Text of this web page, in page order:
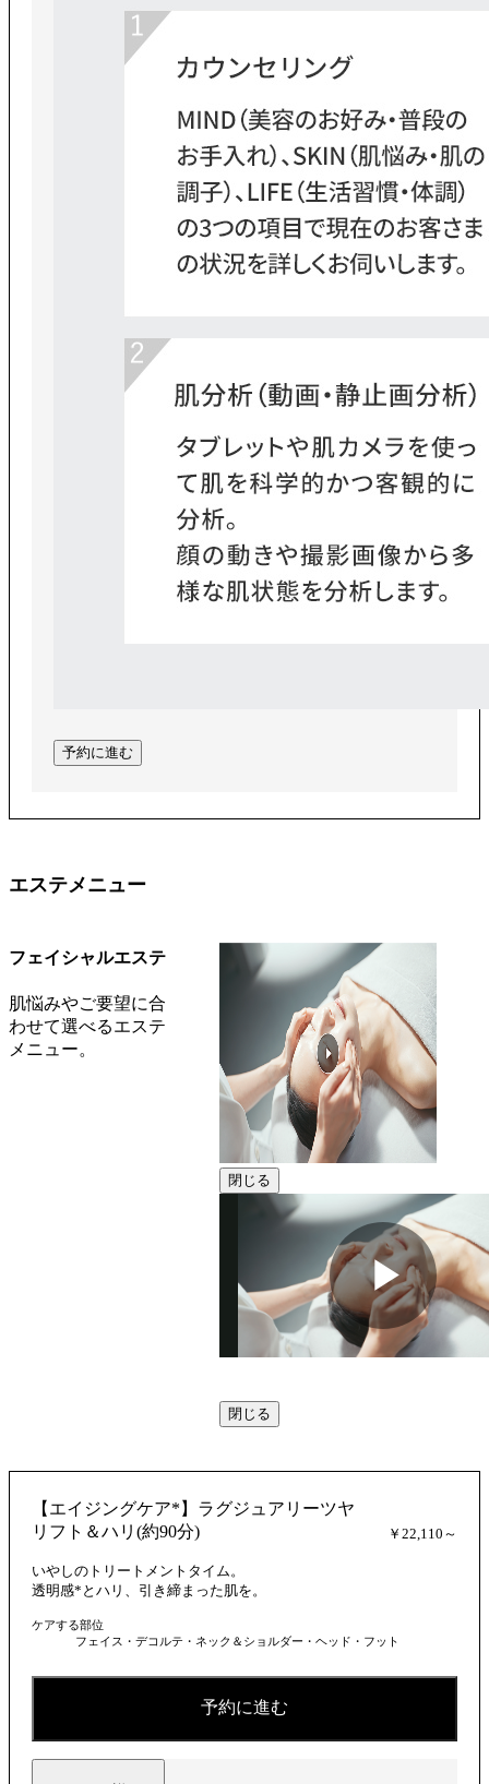
予約に進む
エステメニュー
フェイシャルエステ
肌悩みやご要望に合
わせて選べるエステ
メニュー。
閉じる
動
を
再
生
閉じる
【エイジングケア*】ラグジュアリーツヤ
リフト＆ハリ(約90分)
￥22,110～
いやしのトリートメントタイム。
透明感*とハリ、引き締まった肌を。
ケアする部位
フェイス・デコルテ・ネック＆ショルダー・ヘッド・フット
予約に進む